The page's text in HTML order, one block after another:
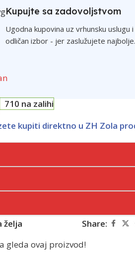
Kupujte sa zadovoljstvom
Ugodna kupovina uz vrhunsku uslugu i
odličan izbor - jer zaslužujete najbolje.
710 na zalihi
kupiti direktno u ZH Zola
želja
Share:
gleda ovaj proizvod!